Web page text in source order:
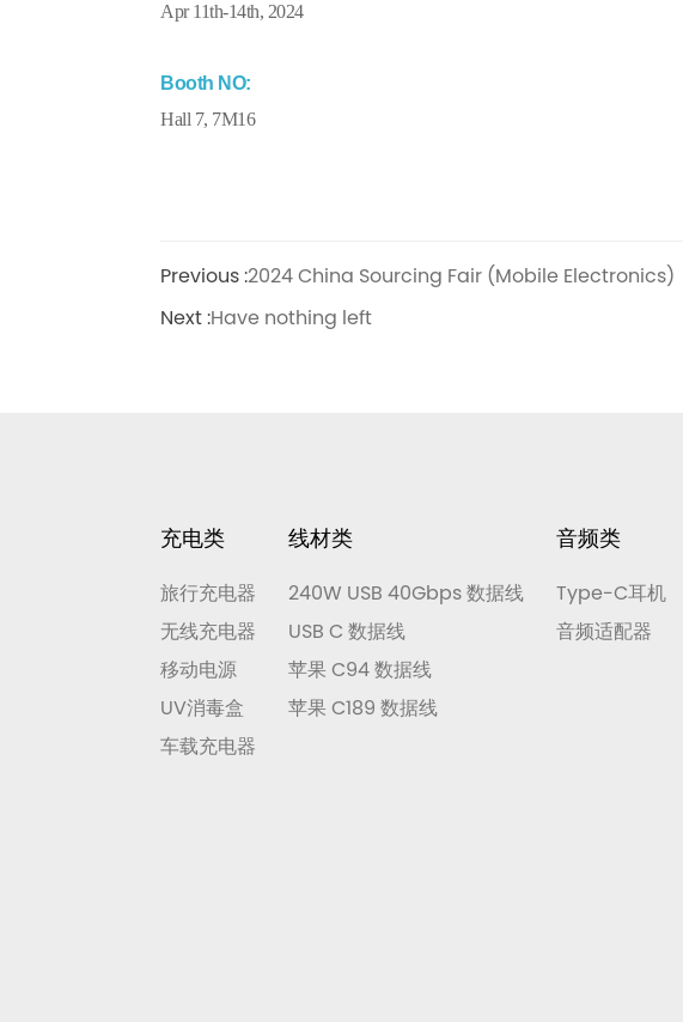
Apr 11th-14th, 2024
Booth NO:
Hall 7, 7M16
Previous :2024 China Sourcing Fair (Mobile Electronics)
Next :Have nothing left
充电类
旅行充电器
无线充电器
移动电源
UV消毒盒
车载充电器
线材类
240W USB 40Gbps 数据线
USB C 数据线
苹果 C94 数据线
苹果 C189 数据线
音频类
Type-C耳机
音频适配器